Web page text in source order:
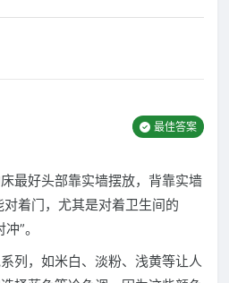
最佳答案
最好头部靠实墙摆放，背靠实墙
着门，尤其是对着卫生间的
”。
列，如米白、淡粉、浅黄等让人